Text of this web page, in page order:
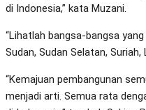
di Indonesia,” kata Muzani.
“Lihatlah bangsa-bangsa
Sudan, Sudan Selatan,
“Kemajuan pembangunan
menjadi arti. Semua rata